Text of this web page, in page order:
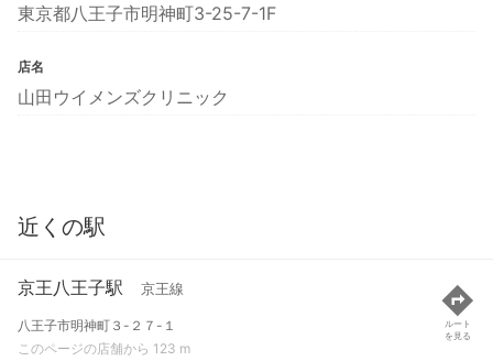
東京都八王子市明神町3-25-7-1F
店名
山田ウイメンズクリニック
近くの駅
京王八王子駅 京王線
八王子市明神町３-２７-１
このページの店舗から 123 m
ルート
を見る